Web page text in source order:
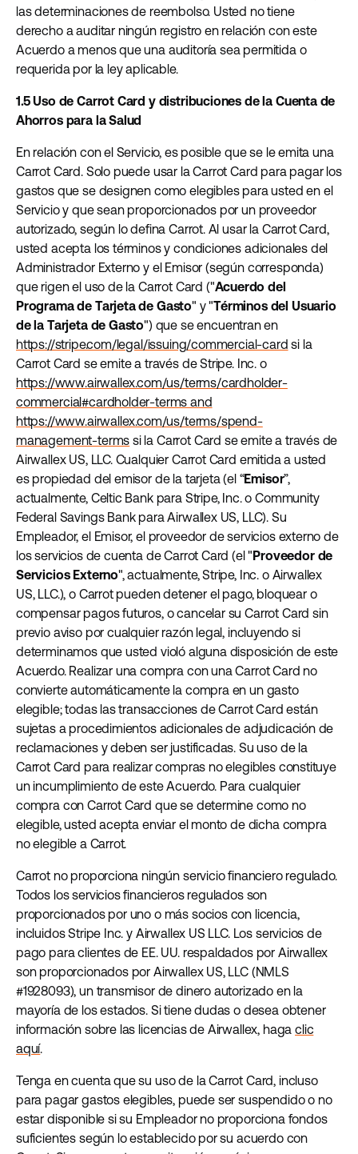
las determinaciones de reembolso. Usted no tiene
derecho a auditar ningún registro en relación con este
Acuerdo a menos que una auditoría sea permitida o
requerida por la ley aplicable.
1.5 Uso de Carrot Card y distribuciones de la Cuenta de
Ahorros para la Salud
En relación con el Servicio, es posible que se le emita una
Carrot Card. Solo puede usar la Carrot Card para pagar los
gastos que se designen como elegibles para usted en el
Servicio y que sean proporcionados por un proveedor
autorizado, según lo defina Carrot. Al usar la Carrot Card,
usted acepta los términos y condiciones adicionales del
Administrador Externo y el Emisor (según corresponda)
que rigen el uso de la Carrot Card ("Acuerdo del
Programa de Tarjeta de Gasto" y "Términos del Usuario
de la Tarjeta de Gasto") que se encuentran en
https://stripe.com/legal/issuing/commercial-card si la
Carrot Card se emite a través de Stripe. Inc. o
https://www.airwallex.com/us/terms/cardholder-
commercial#cardholder-terms and
https://www.airwallex.com/us/terms/spend-
management-terms si la Carrot Card se emite a través de
Airwallex US, LLC. Cualquier Carrot Card emitida a usted
es propiedad del emisor de la tarjeta (el “Emisor”,
actualmente, Celtic Bank para Stripe, Inc. o Community
Federal Savings Bank para Airwallex US, LLC). Su
Empleador, el Emisor, el proveedor de servicios externo de
los servicios de cuenta de Carrot Card (el "Proveedor de
Servicios Externo", actualmente, Stripe, Inc. o Airwallex
US, LLC.), o Carrot pueden detener el pago, bloquear o
compensar pagos futuros, o cancelar su Carrot Card sin
previo aviso por cualquier razón legal, incluyendo si
determinamos que usted violó alguna disposición de este
Acuerdo. Realizar una compra con una Carrot Card no
convierte automáticamente la compra en un gasto
elegible; todas las transacciones de Carrot Card están
sujetas a procedimientos adicionales de adjudicación de
reclamaciones y deben ser justificadas. Su uso de la
Carrot Card para realizar compras no elegibles constituye
un incumplimiento de este Acuerdo. Para cualquier
compra con Carrot Card que se determine como no
elegible, usted acepta enviar el monto de dicha compra
no elegible a Carrot.
Carrot no proporciona ningún servicio financiero regulado.
Todos los servicios financieros regulados son
proporcionados por uno o más socios con licencia,
incluidos Stripe Inc. y Airwallex US LLC. Los servicios de
pago para clientes de EE. UU. respaldados por Airwallex
son proporcionados por Airwallex US, LLC (NMLS
#1928093), un transmisor de dinero autorizado en la
mayoría de los estados. Si tiene dudas o desea obtener
información sobre las licencias de Airwallex, hagaclic
aquí.
Tenga en cuenta que su uso de la Carrot Card, incluso
para pagar gastos elegibles, puede ser suspendido o no
estar disponible si su Empleador no proporciona fondos
suficientes según lo establecido por su acuerdo con